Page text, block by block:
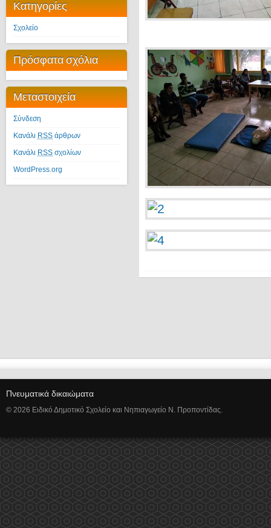
Κατηγορίες
Σχολείο
Πρόσφατα σχόλια
Μεταστοιχεία
Σύνδεση
Κανάλι RSS άρθρων
Κανάλι RSS σχολίων
WordPress.org
Πνευματικά δικαιώματα
© 2026 Ειδικό Δημοτικό Σχολείο και Νηπιαγωγείο Ν. Προποντίδας.